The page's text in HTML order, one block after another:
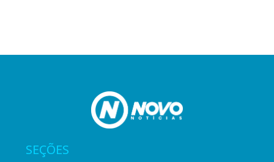
SEÇÕES